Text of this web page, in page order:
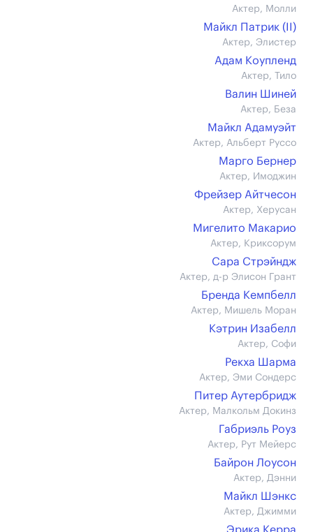
Актер, Молли
Майкл Патрик (II)
Актер, Элистер
Адам Коупленд
Актер, Тило
Валин Шиней
Актер, Беза
Майкл Адамуэйт
Актер, Альберт Руссо
Марго Бернер
Актер, Имоджин
Фрейзер Айтчесон
Актер, Херусан
Мигелито Макарио
Актер, Криксорум
Сара Стрэйндж
Актер, д-р Элисон Грант
Бренда Кемпбелл
Актер, Мишель Моран
Кэтрин Изабелл
Актер, Софи
Рекха Шарма
Актер, Эми Сондерс
Питер Аутербридж
Актер, Малкольм Докинз
Габриэль Роуз
Актер, Рут Мейерс
Байрон Лоусон
Актер, Дэнни
Майкл Шэнкс
Актер, Джимми